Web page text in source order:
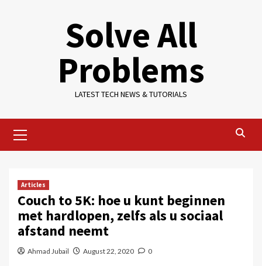
Solve All
Problems
LATEST TECH NEWS & TUTORIALS
Menu
Articles
Couch to 5K: hoe u kunt beginnen
met hardlopen, zelfs als u sociaal
afstand neemt
Ahmad Jubail August 22, 2020 0